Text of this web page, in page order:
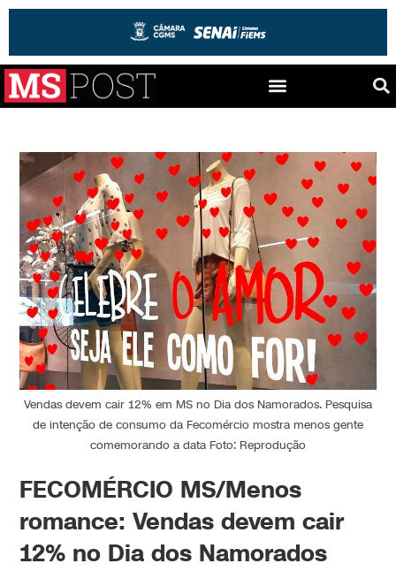
Vendas devem cair 12% em MS no Dia dos Namorados. Pesquisa
de intenção de consumo da Fecomércio mostra menos gente
comemorando a data Foto: Reprodução
FECOMÉRCIO MS/Menos
romance: Vendas devem cair
12% no Dia dos Namorados